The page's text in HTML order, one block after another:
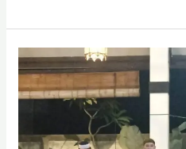
Gathering
Sahabat
Kebaikan
BSI